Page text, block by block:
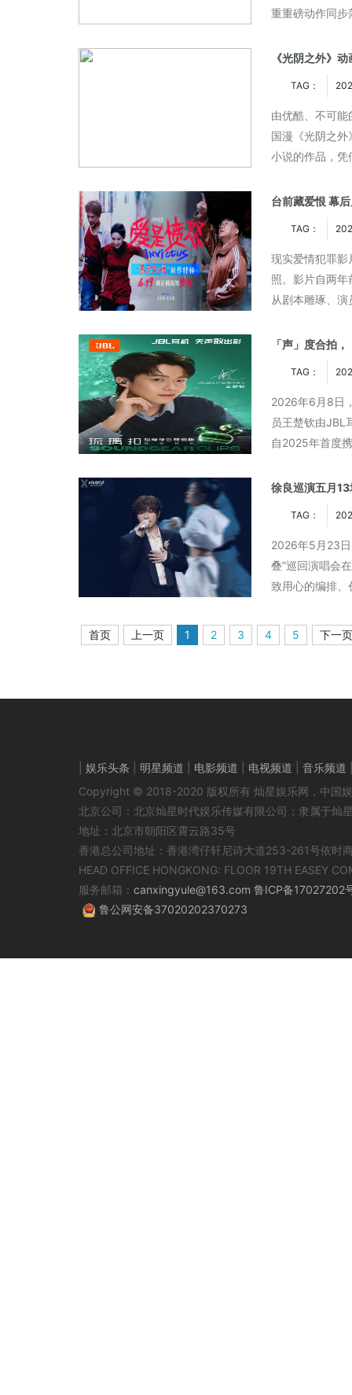
重重磅动作同步
《光阴之外》
TAG：
由优酷、不可
国漫《光阴之
小说的作品，凭
台前藏爱恨 幕
TAG：
现实爱情犯罪影
照。影片自两
从剧本雕琢、
「声」度合拍
TAG：
2026年6月8日
员王楚钦由JBL
自2025年首度
徐良巡演五月
TAG：
2026年5月23
叠”巡回演唱会
致用心的编排、
首页 上一页 1 2 3 4 5 下一页
娱乐头条 明星频道 电影频道 电视频道 音乐频道
Copyright © 2018-2020 版权所有 灿星娱乐网，中国
北京公司：北京灿星时代娱乐传媒有限公司；隶属于灿
地址：北京市朝阳区霄云路35号
香港总公司地址：香港湾仔轩尼诗大道253-261号依时
HEAD OFFICE HONGKONG: FLOOR 19TH EASEY
服务邮箱： canxingyule@163.com 鲁ICP备17027202
鲁公网安备37020202370273